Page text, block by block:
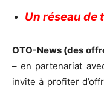
Un réseau de
OTO-News (des
– en partenariat
invite à profiter